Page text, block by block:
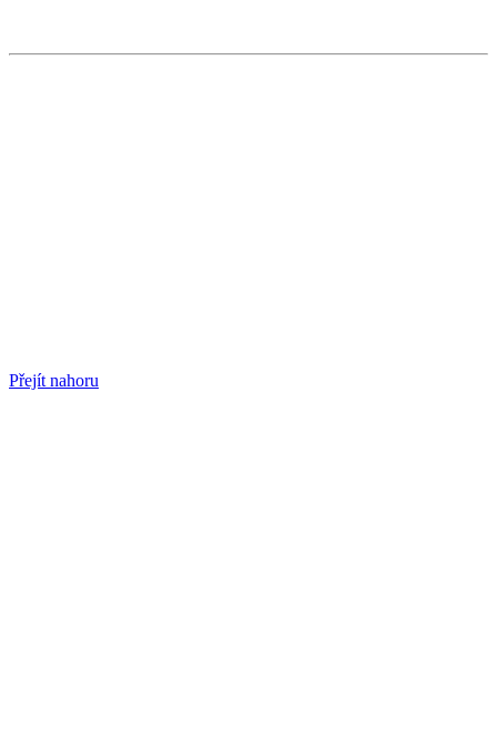
Přejít nahoru